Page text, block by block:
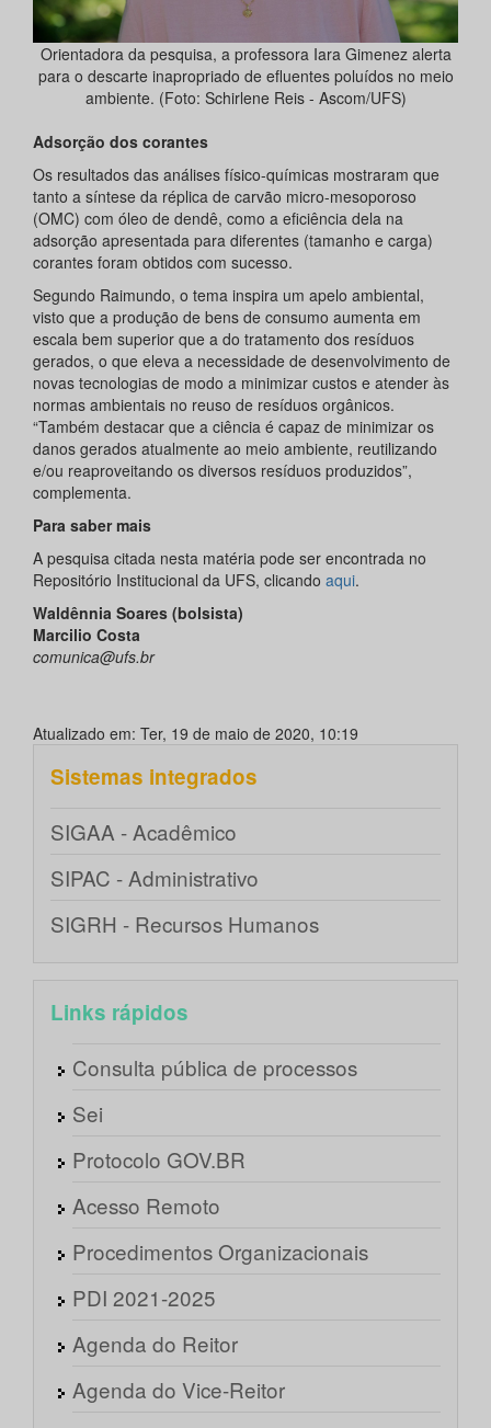
Orientadora da pesquisa, a professora Iara Gimenez alerta
para o descarte inapropriado de efluentes poluídos no meio
ambiente. (Foto: Schirlene Reis - Ascom/UFS)
Adsorção dos corantes
Os resultados das análises físico-químicas mostraram que
tanto a síntese da réplica de carvão micro-mesoporoso
(OMC) com óleo de dendê, como a eficiência dela na
adsorção apresentada para diferentes (tamanho e carga)
corantes foram obtidos com sucesso.
Segundo Raimundo, o tema inspira um apelo ambiental,
visto que a produção de bens de consumo aumenta em
escala bem superior que a do tratamento dos resíduos
gerados, o que eleva a necessidade de desenvolvimento de
novas tecnologias de modo a minimizar custos e atender às
normas ambientais no reuso de resíduos orgânicos.
“Também destacar que a ciência é capaz de minimizar os
danos gerados atualmente ao meio ambiente, reutilizando
e/ou reaproveitando os diversos resíduos produzidos”,
complementa.
Para saber mais
A pesquisa citada nesta matéria pode ser encontrada no
Repositório Institucional da UFS, clicando aqui.
Waldênnia Soares (bolsista)
Marcilio Costa
comunica@ufs.br
Atualizado em: Ter, 19 de maio de 2020, 10:19
Sistemas integrados
SIGAA - Acadêmico
SIPAC - Administrativo
SIGRH - Recursos Humanos
Links rápidos
Consulta pública de processos
Sei
Protocolo GOV.BR
Acesso Remoto
Procedimentos Organizacionais
PDI 2021-2025
Agenda do Reitor
Agenda do Vice-Reitor